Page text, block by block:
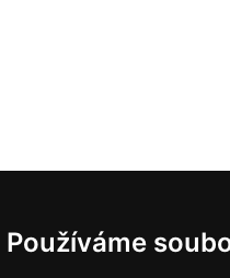
Používáme